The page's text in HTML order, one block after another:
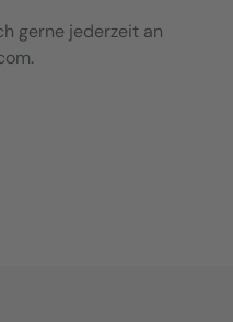
gerne jederzeit an